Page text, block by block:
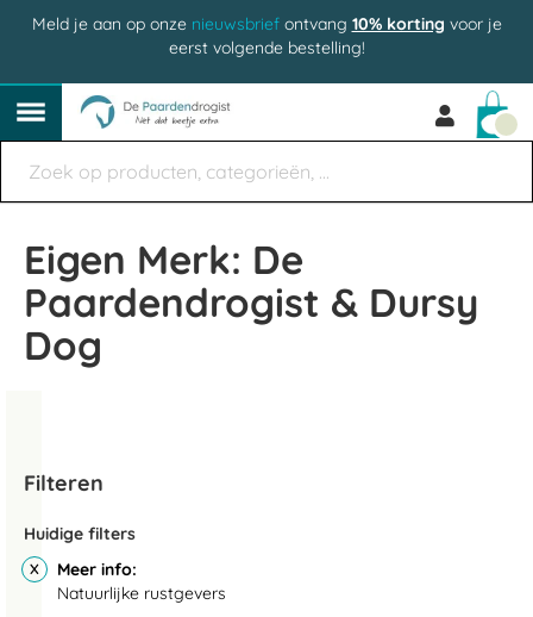
Meld je aan op onze nieuwsbriefontvang 10% korting voor je
eerst volgende bestelling!
Eigen Merk: De
Paardendrogist & Dursy
Dog
Filteren
Huidige filters
Meer info
Natuurlijke rustgevers